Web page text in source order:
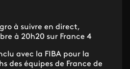
à suivre en direct,
à 20h20 sur France 4
avec la FIBA pour la
des équipes de France de